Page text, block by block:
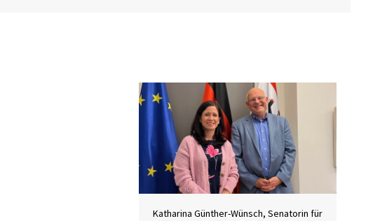
Katharina Günther-Wünsch, Senatorin für